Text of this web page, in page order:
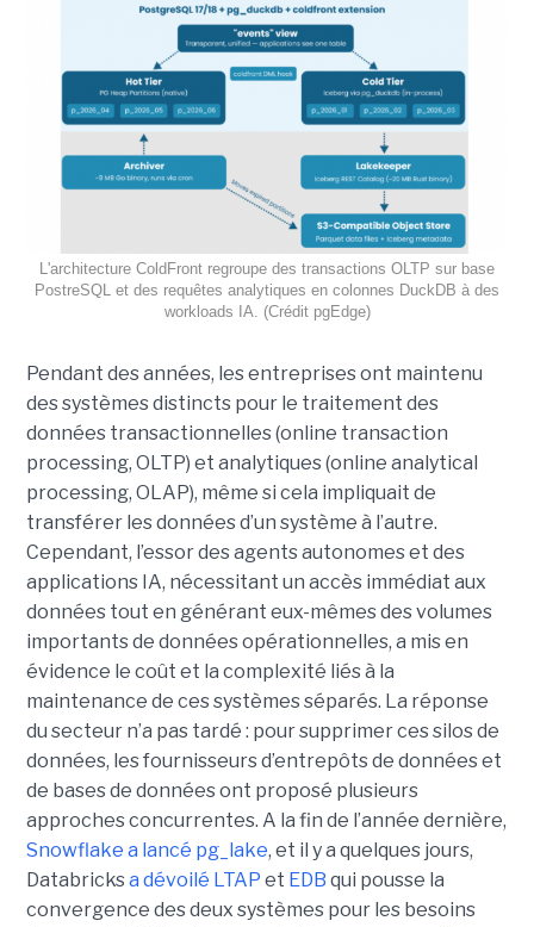
L'architecture ColdFront regroupe des transactions OLTP sur base
PostreSQL et des requêtes analytiques en colonnes DuckDB à des
workloads IA. (Crédit pgEdge)
Pendant des années, les entreprises ont maintenu
des systèmes distincts pour le traitement des
données transactionnelles (online transaction
processing, OLTP) et analytiques (online analytical
processing, OLAP), même si cela impliquait de
transférer les données d’un système à l’autre.
Cependant, l’essor des agents autonomes et des
applications IA, nécessitant un accès immédiat aux
données tout en générant eux-mêmes des volumes
importants de données opérationnelles, a mis en
évidence le coût et la complexité liés à la
maintenance de ces systèmes séparés. La réponse
du secteur n’a pas tardé : pour supprimer ces silos de
données, les fournisseurs d’entrepôts de données et
de bases de données ont proposé plusieurs
approches concurrentes. A la fin de l’année dernière,
Snowflake a lancé pg_lake, et il y a quelques jours,
Databricksa dévoilé LTAP et EDB qui pousse la
convergence des deux systèmes pour les besoins